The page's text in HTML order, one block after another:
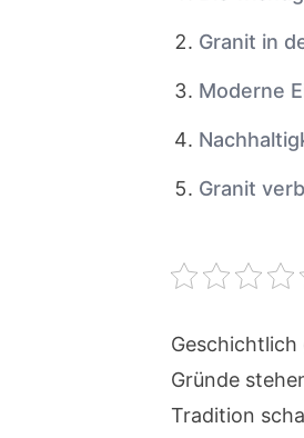
Granit in
Moderne
Granit
Geschichtlich
Gründe
Tradition